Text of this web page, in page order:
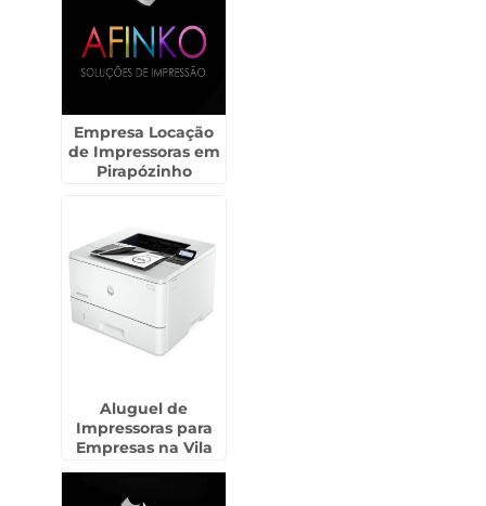
Empresa Locação
de Impressoras em
Pirapózinho
Aluguel de
Impressoras para
Empresas na Vila